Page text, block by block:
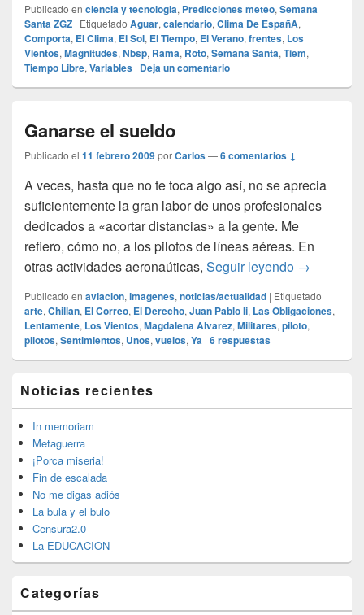
Publicado en ciencia y tecnologia, Predicciones meteo, Semana
Santa ZGZ | Etiquetado Aguar, calendario, Clima De EspañA,
Comporta, El Clima, El Sol, El Tiempo, El Verano, frentes, Los
Vientos, Magnitudes, Nbsp, Rama, Roto, Semana Santa, Tiem,
Tiempo Libre, Variables | Deja un comentario
Ganarse el sueldo
Publicado el 11 febrero 2009porCarlos—6 comentarios ↓
A veces, hasta que no te toca algo así, no se aprecia
suficientemente la gran labor de unos profesionales
dedicados a «acortar distancias» a la gente. Me
refiero, cómo no, a los pilotos de líneas aéreas. En
otras actividades aeronaúticas, Seguir leyendo Ganarse
→
Publicado en aviacion, imagenes, noticias/actualidad | Etiquetado
arte, Chillan, El Correo, El Derecho, Juan Pablo Ii, Las Obligaciones,
Lentamente, Los Vientos, Magdalena Alvarez, Militares, piloto,
pilotos, Sentimientos, Unos, vuelos, Ya | 6respuestas
área
de
widget
barra
lateral
primaria
Noticias recientes
In memoriam
Metaguerra
¡Porca miseria!
Fin de escalada
No me digas adiós
La bula y el bulo
Censura2.0
La EDUCACION
Categorías